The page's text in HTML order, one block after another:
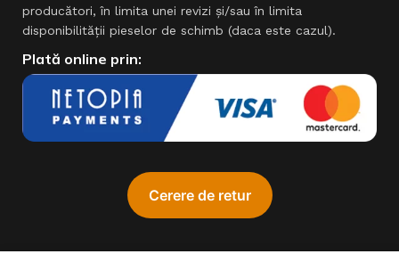
producători, în limita unei revizi şi/sau în limita
disponibilităţii pieselor de schimb (daca este cazul).
Plată online prin: